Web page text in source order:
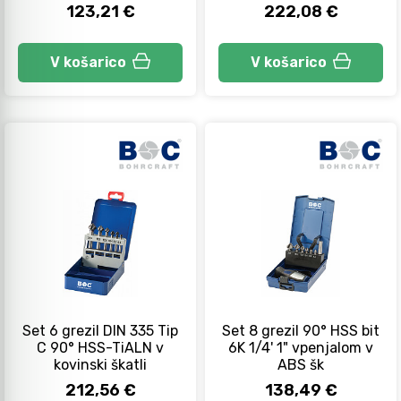
123,21 €
V košarico
222,08 €
V košarico
Set 6 grezil DIN 335 Tip
C 90° HSS-TiALN v
kovinski škatli
212,56 €
Set 8 grezil 90° HSS bit
6K 1/4' 1" vpenjalom v
ABS šk
138,49 €
Neiskreče orodje